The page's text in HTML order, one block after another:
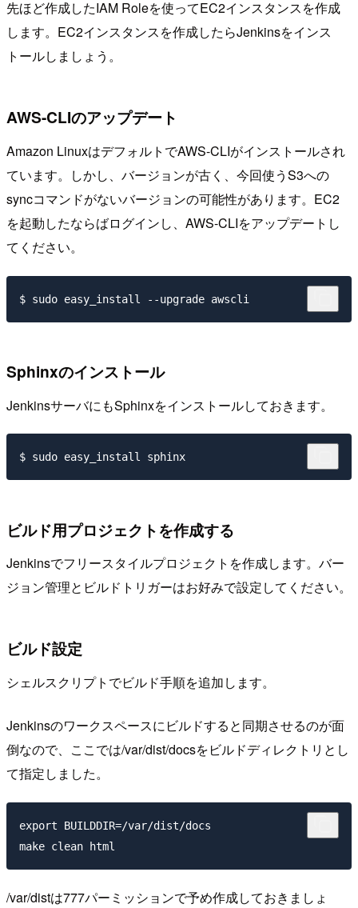
先ほど作成したIAM Roleを使ってEC2インスタンスを作成
します。EC2インスタンスを作成したらJenkinsをインス
トールしましょう。
AWS-CLIのアップデート
Amazon LinuxはデフォルトでAWS-CLIがインストールされ
ています。しかし、バージョンが古く、今回使うS3への
syncコマンドがないバージョンの可能性があります。EC2
を起動したならばログインし、AWS-CLIをアップデートし
てください。
Sphinxのインストール
JenkinsサーバにもSphinxをインストールしておきます。
ビルド用プロジェクトを作成する
Jenkinsでフリースタイルプロジェクトを作成します。バー
ジョン管理とビルドトリガーはお好みで設定してください。
ビルド設定
シェルスクリプトでビルド手順を追加します。
Jenkinsのワークスペースにビルドすると同期させるのが面
倒なので、ここでは/var/dist/docsをビルドディレクトリとし
て指定しました。
export BUILDDIR=/var/dist/docs
/var/distは777パーミッションで予め作成しておきましょ